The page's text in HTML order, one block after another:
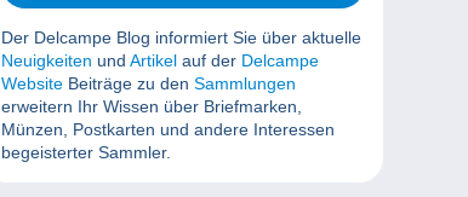
Der Delcampe Blog informiert Sie über aktuelle
Neuigkeiten und Artikel auf der Delcampe
Website Beiträge zu den Sammlungen
erweitern Ihr Wissen über Briefmarken,
Münzen, Postkarten und andere Interessen
begeisterter Sammler.